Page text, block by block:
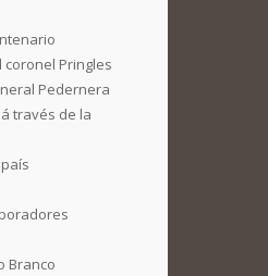
Pringles
Pedernera
través de la
Branco